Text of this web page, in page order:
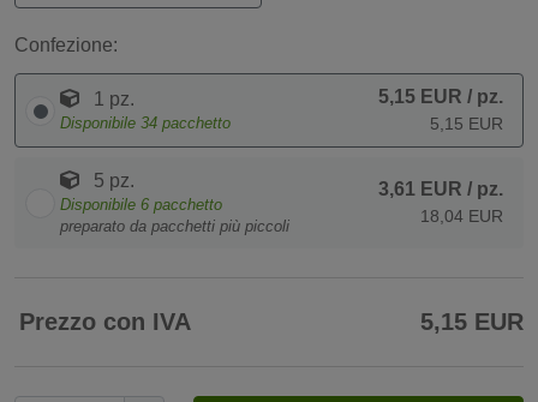
Confezione:
1 pz.
Disponibile 34 pacchetto
5,15 EUR / pz.
5,15 EUR
5 pz.
Disponibile 6 pacchetto
preparato da pacchetti più piccoli
3,61 EUR / pz.
18,04 EUR
Prezzo con IVA 5,15 EUR